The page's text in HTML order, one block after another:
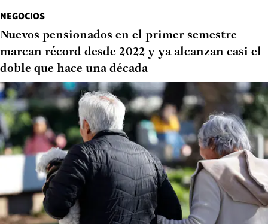
NEGOCIOS
Nuevos pensionados en el primer semestre
marcan récord desde 2022 y ya alcanzan casi el
doble que hace una década